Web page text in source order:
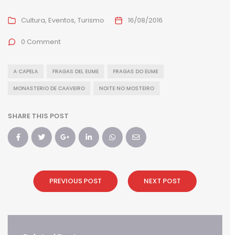
Cultura Eventos Turismo 16/08/2016
0 Comment
A CAPELA FRAGAS DEL EUME FRAGAS DO EUME
MONASTERIO DE CAAVEIRO NOITE NO MOSTEIRO
SHARE THIS POST
PREVIOUS POST NEXT POST